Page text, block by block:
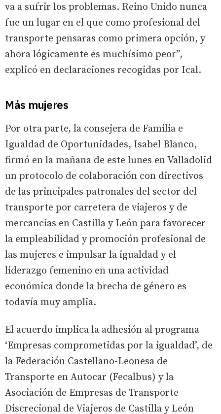
va a sufrir los problemas. Reino Unido nunca
fue un lugar en el que como profesional del
transporte pensaras como primera opción, y
ahora lógicamente es muchísimo peor”,
explicó en declaraciones recogidas por Ical.
Más mujeres
Por otra parte, la consejera de Familia e
Igualdad de Oportunidades, Isabel Blanco,
firmó en la mañana de este lunes en Valladolid
un protocolo de colaboración con directivos
de las principales patronales del sector del
transporte por carretera de viajeros y de
mercancías en Castilla y León para favorecer
la empleabilidad y promoción profesional de
las mujeres e impulsar la igualdad y el
liderazgo femenino en una actividad
económica donde la brecha de género es
todavía muy amplia.
El acuerdo implica la adhesión al programa
‘Empresas comprometidas por la igualdad’, de
la Federación Castellano-Leonesa de
Transporte en Autocar (Fecalbus) y la
Asociación de Empresas de Transporte
Discrecional de Viajeros de Castilla y León